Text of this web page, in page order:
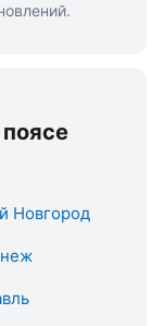
Новгород